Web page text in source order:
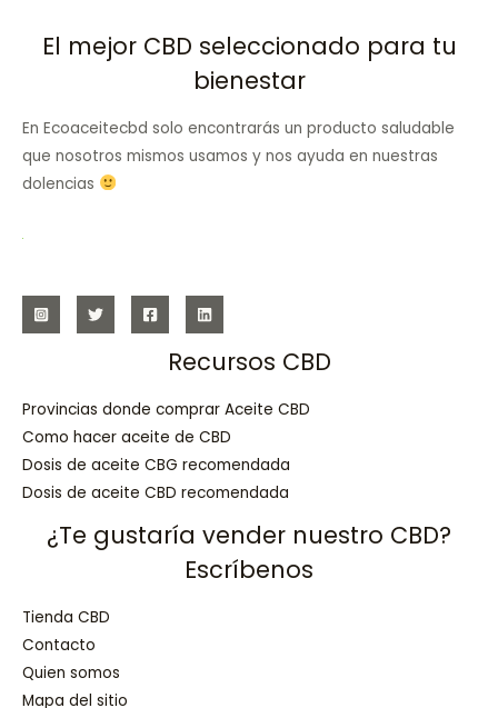
El mejor CBD seleccionado para tu
bienestar
En Ecoaceitecbd solo encontrarás un producto saludable
que nosotros mismos usamos y nos ayuda en nuestras
dolencias
Recursos CBD
Provincias donde comprar Aceite CBD
Como hacer aceite de CBD
Dosis de aceite CBG recomendada
Dosis de aceite CBD recomendada
¿Te gustaría vender nuestro CBD?
Escríbenos
Tienda CBD
Contacto
Quien somos
Mapa del sitio